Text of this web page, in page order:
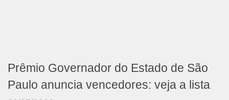
Prêmio Governador do Estado de São
Paulo anuncia vencedores: veja a lista